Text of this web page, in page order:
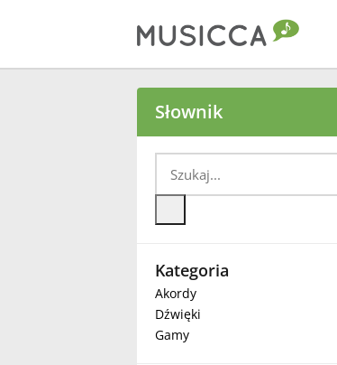
Български
Deutsch
English
Słownik
Kategoria
Akordy
Dźwięki
Gamy